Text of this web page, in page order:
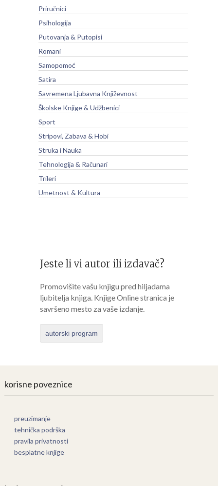
Priručnici
Psihologija
Putovanja & Putopisi
Romani
Samopomoć
Satira
Savremena Ljubavna Književnost
Školske Knjige & Udžbenici
Sport
Stripovi, Zabava & Hobi
Struka i Nauka
Tehnologija & Računari
Trileri
Umetnost & Kultura
Jeste li vi autor ili izdavač?
Promovišite vašu knjigu pred hiljadama
ljubitelja knjiga. Knjige Online stranica je
savršeno mesto za vaše izdanje.
autorski program
korisne poveznice
preuzimanje
tehnička podrška
pravila privatnosti
besplatne knjige